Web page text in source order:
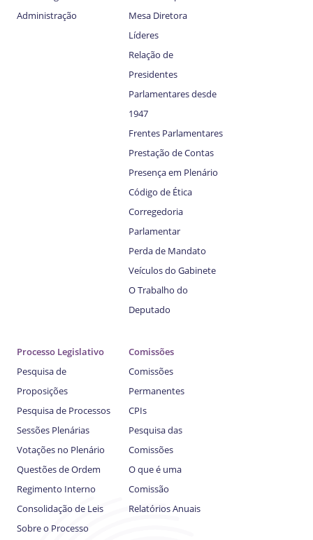
Administração
Mesa Diretora
Líderes
Relação de
Presidentes
Parlamentares desde
1947
Frentes Parlamentares
Prestação de Contas
Presença em Plenário
Código de Ética
Corregedoria
Parlamentar
Perda de Mandato
Veículos do Gabinete
O Trabalho do
Deputado
Processo Legislativo
Pesquisa de
Proposições
Pesquisa de Processos
Sessões Plenárias
Votações no Plenário
Questões de Ordem
Regimento Interno
Consolidação de Leis
Sobre o Processo
Comissões
Comissões
Permanentes
CPIs
Pesquisa das
Comissões
O que é uma
Comissão
Relatórios Anuais